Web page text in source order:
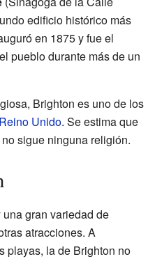
edificio histórico más
en 1875 y fue el
pueblo durante más de un
Brighton es uno de los
Reino Unido. Se estima que
sigue ninguna religión.
gran variedad de
atracciones. A
playas, la de Brighton no